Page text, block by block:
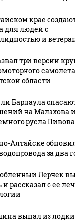
событий не
всем нам?
крае
для людей с
и
три версии
самолета
области
Барнаула
на Малахова
русла
Алтайске
за два
Лерчек
и рассказал о ее
выпал из лодки